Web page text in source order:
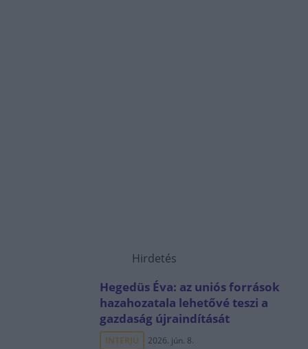
Hirdetés
Hegedüs Éva: az uniós források
hazahozatala lehetővé teszi a
gazdaság újraindítását
INTERJÚ 2026. jún. 8.